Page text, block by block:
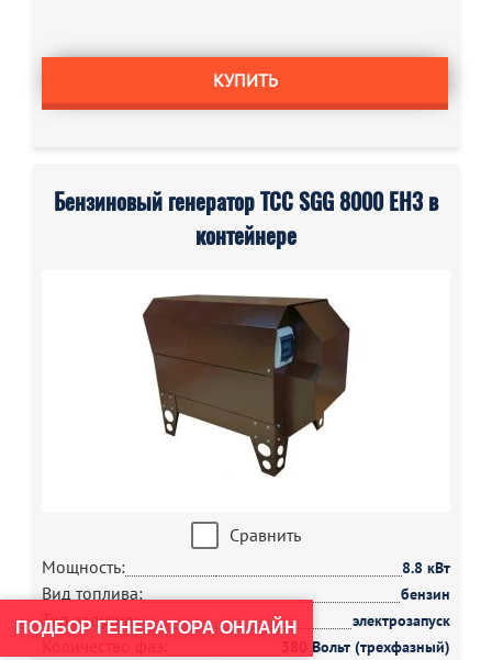
КУПИТЬ
Бензиновый генератор ТСС SGG 8000 EH3 в
контейнере
Сравнить
Мощность:
8.8 кВт
Вид топлива: бензин
Тип запуска: электрозапуск
Количество фаз: 380 Вольт (трехфазный)
ПОДБОР ГЕНЕРАТОРА ОНЛАЙН